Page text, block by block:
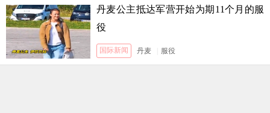
丹麦公主抵达军营开始为期11个月的服
役
国际新闻 丹麦 服役